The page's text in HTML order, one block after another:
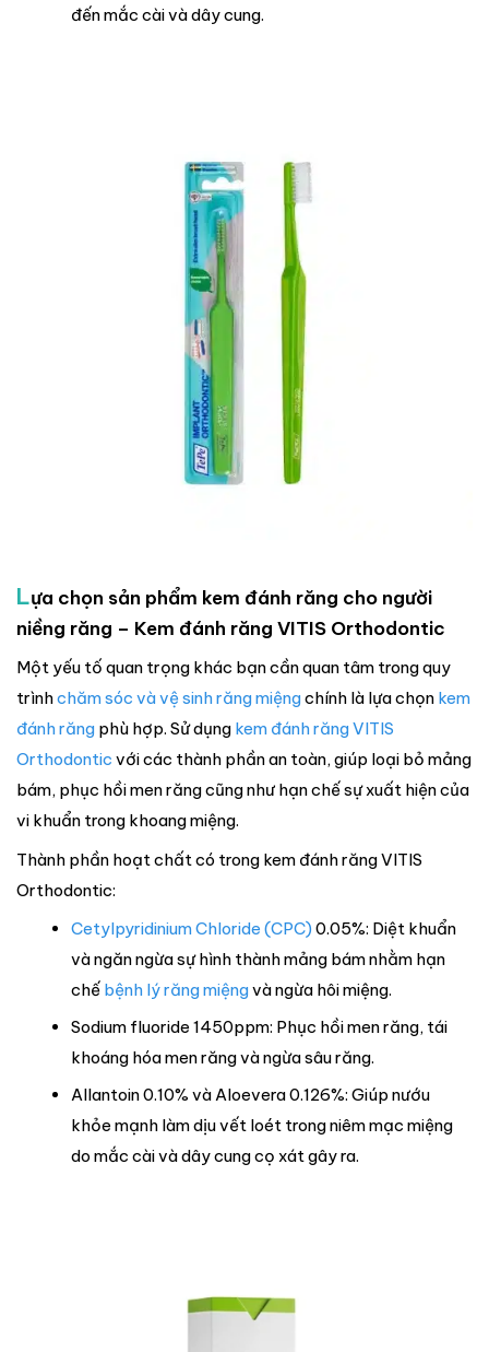
đến mắc cài và dây cung.
Lựa chọn sản phẩm kem đánh răng cho người
niềng răng – Kem đánh răng VITIS Orthodontic
Một yếu tố quan trọng khác bạn cần quan tâm trong quy
trìnhchăm sóc và vệ sinh răng miệngchính là lựa chọn kem
đánh răng phù hợp. Sử dụng kem đánh răng VITIS
Orthodontic với các thành phần an toàn, giúp loại bỏ mảng
bám, phục hồi men răng cũng như hạn chế sự xuất hiện của
vi khuẩn trong khoang miệng.
Thành phần hoạt chất có trong kem đánh răng VITIS
Orthodontic:
Cetylpyridinium Chloride (CPC)0.05%: Diệt khuẩn
và ngăn ngừa sự hình thành mảng bám nhằm hạn
chế bệnh lý răng miệngvà ngừa hôi miệng.
Sodium fluoride 1450ppm: Phục hồi men răng, tái
khoáng hóa men răng và ngừa sâu răng.
Allantoin 0.10% và Aloevera 0.126%: Giúp nướu
khỏe mạnh làm dịu vết loét trong niêm mạc miệng
do mắc cài và dây cung cọ xát gây ra.